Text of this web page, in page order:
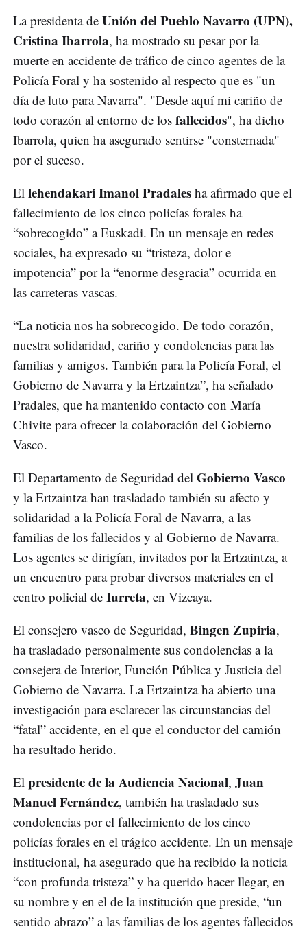
La presidenta de Unión del Pueblo Navarro (UPN),
Cristina Ibarrola, ha mostrado su pesar por la
muerte en accidente de tráfico de cinco agentes de la
Policía Foral y ha sostenido al respecto que es "un
día de luto para Navarra". "Desde aquí mi cariño de
todo corazón al entorno de los fallecidos", ha dicho
Ibarrola, quien ha asegurado sentirse "consternada"
por el suceso.
El lehendakari Imanol Pradales ha afirmado que el
fallecimiento de los cinco policías forales ha
“sobrecogido” a Euskadi. En un mensaje en redes
sociales, ha expresado su “tristeza, dolor e
impotencia” por la “enorme desgracia” ocurrida en
las carreteras vascas.
“La noticia nos ha sobrecogido. De todo corazón,
nuestra solidaridad, cariño y condolencias para las
familias y amigos. También para la Policía Foral, el
Gobierno de Navarra y la Ertzaintza”, ha señalado
Pradales, que ha mantenido contacto con María
Chivite para ofrecer la colaboración del Gobierno
Vasco.
El Departamento de Seguridad del Gobierno Vasco
y la Ertzaintza han trasladado también su afecto y
solidaridad a la Policía Foral de Navarra, a las
familias de los fallecidos y al Gobierno de Navarra.
Los agentes se dirigían, invitados por la Ertzaintza, a
un encuentro para probar diversos materiales en el
centro policial de Iurreta, en Vizcaya.
El consejero vasco de Seguridad, Bingen Zupiria,
ha trasladado personalmente sus condolencias a la
consejera de Interior, Función Pública y Justicia del
Gobierno de Navarra. La Ertzaintza ha abierto una
investigación para esclarecer las circunstancias del
“fatal” accidente, en el que el conductor del camión
ha resultado herido.
El presidente de la Audiencia Nacional, Juan
Manuel Fernández, también ha trasladado sus
condolencias por el fallecimiento de los cinco
policías forales en el trágico accidente. En un mensaje
institucional, ha asegurado que ha recibido la noticia
“con profunda tristeza” y ha querido hacer llegar, en
su nombre y en el de la institución que preside, “un
sentido abrazo” a las familias de los agentes fallecidos